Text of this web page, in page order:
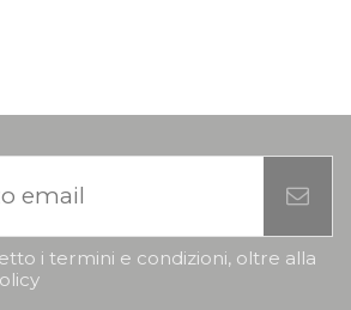
i termini e condizioni, oltre alla